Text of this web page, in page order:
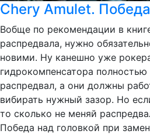
Chery Amulet.
Вобще по рекомендации в
распредвала, нужно
новими. Ну канешно уже
гидрокомпенсатора
распредвал, а они должны
вибирать нужный зазор. Но
то сколько не меняй
Победа над головкой при